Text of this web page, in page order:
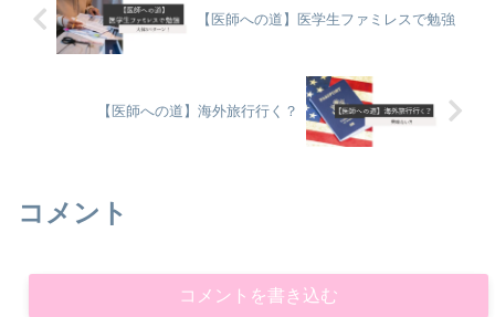
【医師への道】医学生ファミレスで勉強
【医師への道】海外旅行行く？
コメント
コメントを書き込む